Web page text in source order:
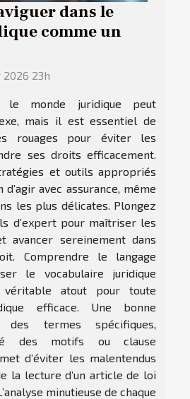
dans le
comme un
23h
le monde juridique peut
mais il est essentiel de
rouages pour éviter les
ses droits efficacement.
et outils appropriés
avec assurance, même
les plus délicates. Plongez
d’expert pour maîtriser les
avancer sereinement dans
Comprendre le langage
le vocabulaire juridique
véritable atout pour toute
efficace. Une bonne
des termes spécifiques,
des motifs ou clause
d’éviter les malentendus
la lecture d’un article de loi
minutieuse de chaque